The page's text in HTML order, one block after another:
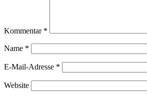
Kommentar *
Name *
E-Mail-Adresse *
Website